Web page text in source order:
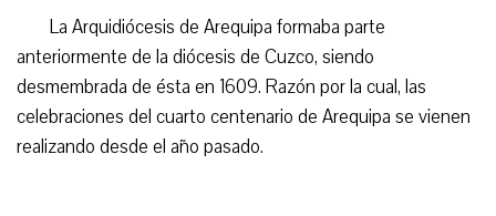
La Arquidiócesis de Arequipa formaba parte
anteriormente de la diócesis de Cuzco, siendo
desmembrada de ésta en 1609. Razón por la cual, las
celebraciones del cuarto centenario de Arequipa se vienen
realizando desde el año pasado.